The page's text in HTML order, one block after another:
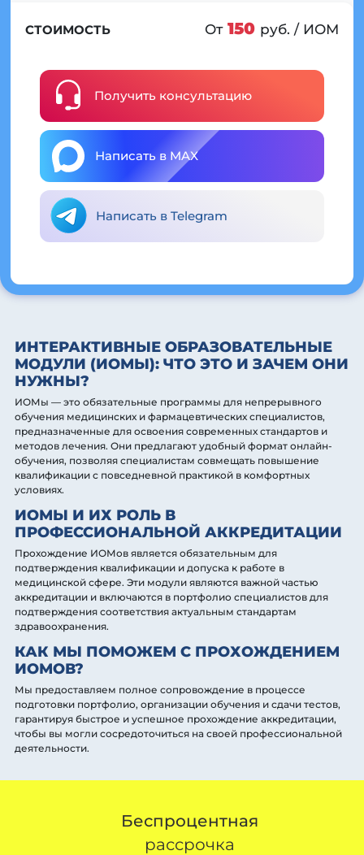
СТОИМОСТЬ От 150 руб. / ИОМ
Получить консультацию
Написать в MAX
Написать в Telegram
ИНТЕРАКТИВНЫЕ ОБРАЗОВАТЕЛЬНЫЕ
МОДУЛИ (ИОМЫ): ЧТО ЭТО И ЗАЧЕМ ОНИ
НУЖНЫ?
ИОМы — это обязательные программы для непрерывного
обучения медицинских и фармацевтических специалистов,
предназначенные для освоения современных стандартов и
методов лечения. Они предлагают удобный формат онлайн-
обучения, позволяя специалистам совмещать повышение
квалификации с повседневной практикой в комфортных
условиях.
ИОМЫ И ИХ РОЛЬ В
ПРОФЕССИОНАЛЬНОЙ АККРЕДИТАЦИИ
Прохождение ИОМов является обязательным для
подтверждения квалификации и допуска к работе в
медицинской сфере. Эти модули являются важной частью
аккредитации и включаются в портфолио специалистов для
подтверждения соответствия актуальным стандартам
здравоохранения.
КАК МЫ ПОМОЖЕМ С ПРОХОЖДЕНИЕМ
ИОМОВ?
Мы предоставляем полное сопровождение в процессе
подготовки портфолио, организации обучения и сдачи тестов,
гарантируя быстрое и успешное прохождение аккредитации,
чтобы вы могли сосредоточиться на своей профессиональной
деятельности.
Беспроцентная
рассрочка